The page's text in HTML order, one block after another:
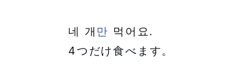
네 개 만 먹어요.
4つだけ食べます。